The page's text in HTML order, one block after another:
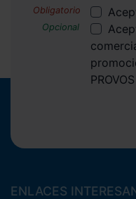
ENLACES